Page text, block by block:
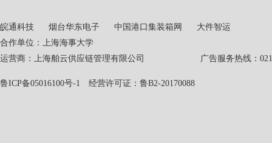
皖通科技 烟台华东电子 中国港口集装箱网
大件智运
合作单位：上海海事大学
运营商：上海舶云供应链管理有限公司 广告服务热线：021-
鲁ICP备05016100号-1 经营许可证：鲁B2-20170088